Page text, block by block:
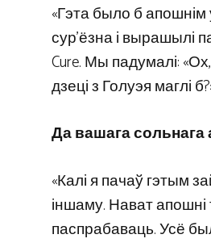
«Гэта было б
сур’ёзна і вырашылі
Cure. Мы падумалі:
дзеці з Голуэя маглі
Да вашага сольнага
«Калі я пачаў гэтым
іншаму. Нават апошні
паспрабаваць. Усё